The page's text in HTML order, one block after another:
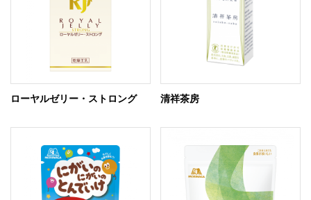
ローヤルゼリー・ストロング 清祥茶房